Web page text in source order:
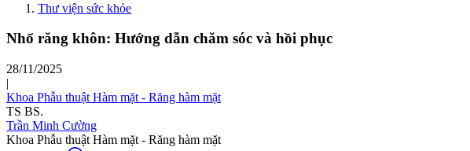
Thư viện sức khỏe
Nhổ răng khôn: Hướng dẫn chăm sóc và hồi phục
28/11/2025
|
Khoa Phẫu thuật Hàm mặt - Răng hàm mặt
TS BS.
Trần Minh Cường
Khoa Phẫu thuật Hàm mặt - Răng hàm mặt